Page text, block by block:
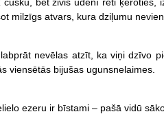
milzīgs atvars, kura dziļumu
nevēlas atzīt, ka viņi dzīvo
viensētās bijušas ugunsnelaimes.
ezeru ir bīstami – pašā vidū